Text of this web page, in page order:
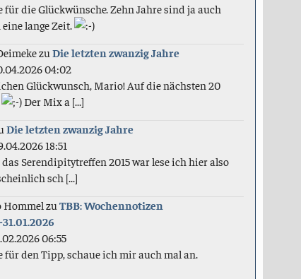
für die Glückwünsche. Zehn Jahre sind ja auch
eine lange Zeit.
zuDie letzten zwanzig Jahre
04:02
Glückwunsch, Mario! Auf die nächsten 20
Der Mix a [...]
Die letzten zwanzig Jahre
18:51
Serendipitytreffen 2015 war lese ich hier also
sch [...]
HommelzuTBB: Wochennotizen
31.01.2026
06:55
für den Tipp, schaue ich mir auch mal an.